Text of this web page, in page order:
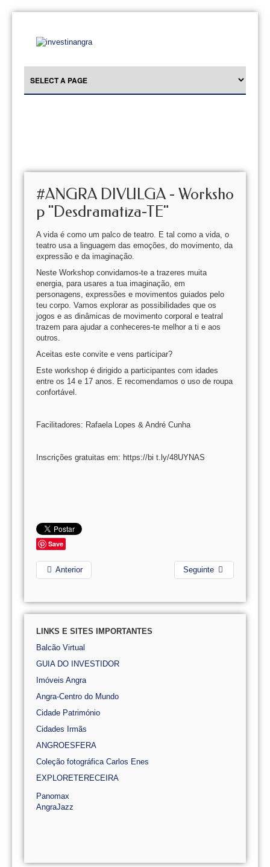
#ANGRA DIVULGA - Worksho
p "Desdramatiza-TE"
A vida é como um palco de teatro. E tal como a vida, o
teatro usa a linguagem das emoções, do movimento, da
expressão e da imaginação.
Neste Workshop convidamos-te a trazeres muita
energia, para usares a tua imaginação, em
personagens, expressões e movimentos guiados pelo
teu corpo. Vamos explorar as possibilidades que os
jogos e as dinâmicas de movimento corporal e teatral
trazem para ajudar a conheceres-te melhor a ti e aos
outros.
Aceitas este convite e vens participar?
Este workshop é dirigido a participantes com idades
entre os 14 e 17 anos. E recomendamos o uso de roupa
confortável.
Facilitadores: Rafaela Lopes & André Cunha
Inscrições gratuitas em: https://bi t.ly/48UYNAS
Save
Anterior Seguinte
LINKS E SITES IMPORTANTES
Balcão Virtual
GUIA DO INVESTIDOR
Imóveis Angra
Angra-Centro do Mundo
Cidade Património
Cidades Irmãs
ANGROESFERA
Coleção fotográfica Carlos Enes
EXPLORETERECEIRA
Panomax
AngraJazz